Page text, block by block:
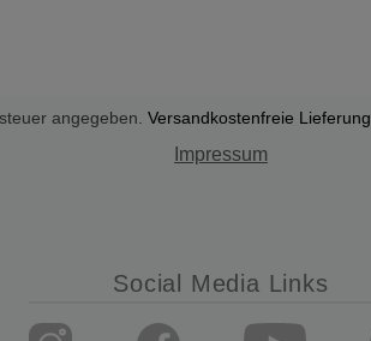
angegeben. Versandkostenfreie Lieferung
Impressum
Social Media Links